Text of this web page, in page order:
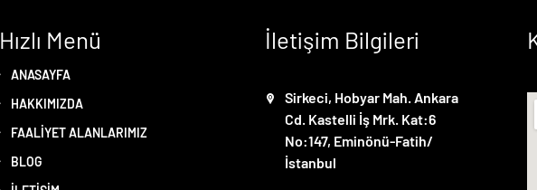
Hızlı Menü
ANASAYFA
HAKKIMIZDA
FAALIYET ALANLARIMIZ
BLOG
İletişim Bilgileri
Sirkeci, Hobyar Mah. Ankara
Cd. Kastelli İş Mrk. Kat:6
No:147, Eminönü-Fatih/
İstanbul